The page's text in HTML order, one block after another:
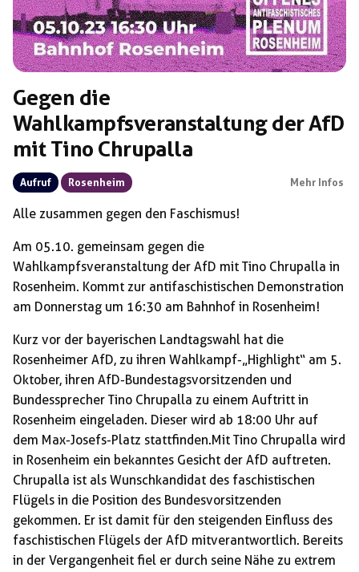
Gegen die
Wahlkampfsveranstaltung der AfD
mit Tino Chrupalla
Aufruf Rosenheim Mehr Infos
Alle zusammen gegen den Faschismus!
Am 05.10. gemeinsam gegen die
Wahlkampfsveranstaltung der AfD mit Tino Chrupalla in
Rosenheim. Kommt zur antifaschistischen Demonstration
am Donnerstag um 16:30 am Bahnhof in Rosenheim!
Kurz vor der bayerischen Landtagswahl hat die
Rosenheimer AfD, zu ihren Wahlkampf-„Highlight“ am 5.
Oktober, ihren AfD-Bundestagsvorsitzenden und
Bundessprecher Tino Chrupalla zu einem Auftritt in
Rosenheim eingeladen. Dieser wird ab 18:00 Uhr auf
dem Max-Josefs-Platz stattfinden.Mit Tino Chrupalla wird
in Rosenheim ein bekanntes Gesicht der AfD auftreten.
Chrupalla ist als Wunschkandidat des faschistischen
Flügels in die Position des Bundesvorsitzenden
gekommen. Er ist damit für den steigenden Einfluss des
faschistischen Flügels der AfD mitverantwortlich. Bereits
in der Vergangenheit fiel er durch seine Nähe zu extrem